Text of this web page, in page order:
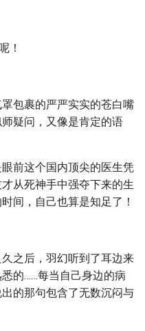
！
包裹的严严实实的苍白嘴
疑问，又像是肯定的语
前这个国内顶尖的医生凭
从死神手中强夺下来的生
间，自己也算是知足了！
之后，羽幻听到了耳边来
的……每当自己身边的病
的那句包含了无数沉闷与